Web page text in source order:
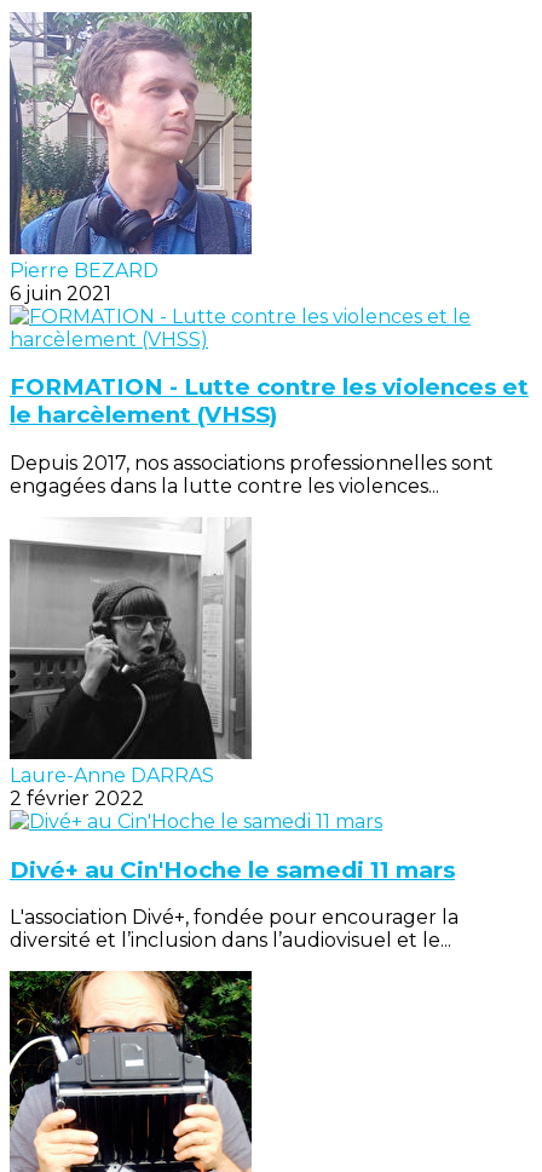
Pierre BEZARD
6 juin 2021
FORMATION - Lutte contre les violences et
le harcèlement (VHSS)
Depuis 2017, nos associations professionnelles sont
engagées dans la lutte contre les violences...
Laure-Anne DARRAS
2 février 2022
Divé+ au Cin'Hoche le samedi 11 mars
L'association Divé+, fondée pour encourager la
diversité et l’inclusion dans l’audiovisuel et le...